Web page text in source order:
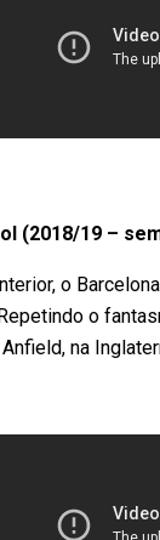
(2018/19 –
o
o
na